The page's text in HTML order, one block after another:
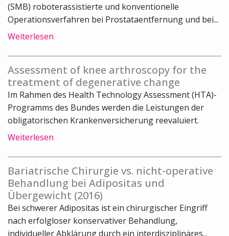
(SMB) roboterassistierte und konventionelle
Operationsverfahren bei Prostataentfernung und bei...
Weiterlesen
Assessment of knee arthroscopy for the
treatment of degenerative change
Im Rahmen des Health Technology Assessment (HTA)-
Programms des Bundes werden die Leistungen der
obligatorischen Krankenversicherung reevaluiert.
Weiterlesen
Bariatrische Chirurgie vs. nicht-operative
Behandlung bei Adipositas und
Übergewicht (2016)
Bei schwerer Adipositas ist ein chirurgischer Eingriff
nach erfolgloser konservativer Behandlung,
individueller Abklärung durch ein interdisziplinäres...